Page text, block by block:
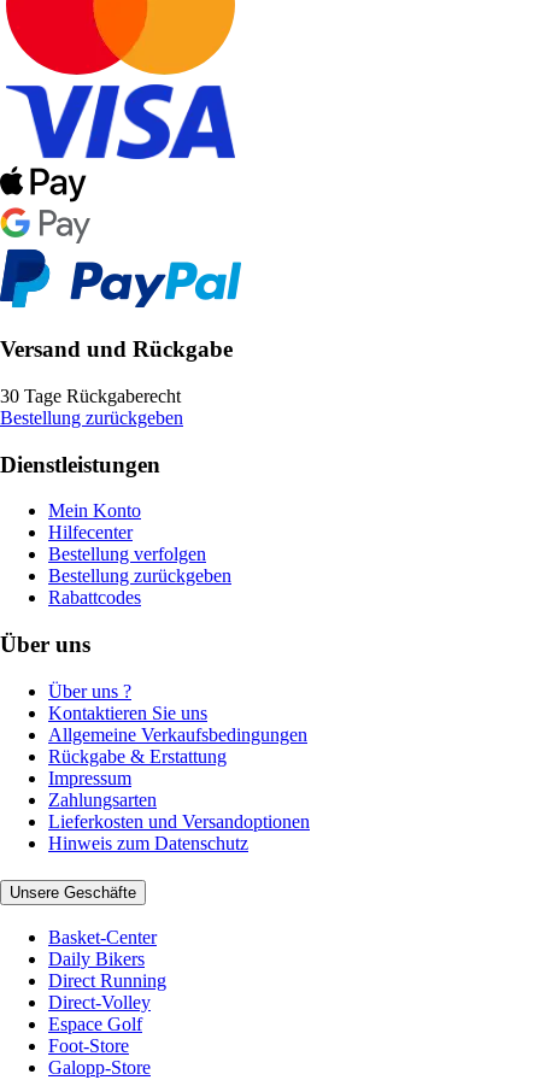
Versand und Rückgabe
30 Tage Rückgaberecht
Bestellung zurückgeben
Dienstleistungen
Mein Konto
Hilfecenter
Bestellung verfolgen
Bestellung zurückgeben
Rabattcodes
Über uns
Über uns ?
Kontaktieren Sie uns
Allgemeine Verkaufsbedingungen
Rückgabe & Erstattung
Impressum
Zahlungsarten
Lieferkosten und Versandoptionen
Hinweis zum Datenschutz
Unsere Geschäfte
Basket-Center
Daily Bikers
Direct Running
Direct-Volley
Espace Golf
Foot-Store
Galopp-Store